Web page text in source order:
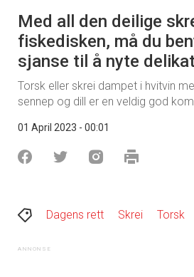
Med all den deilige
fiskedisken, må du
sjanse til å nyte
Torsk eller skrei dampet i hvitvin
sennep og dill er en veldig god
01 April 2023 - 00:01
Dagens rett Skrei Torsk